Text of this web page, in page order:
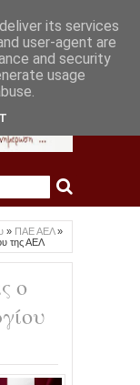
» ΠΑΕ ΑΕΛ»
της ΑΕΛ
ο
its services
user-agent are
and security
usage